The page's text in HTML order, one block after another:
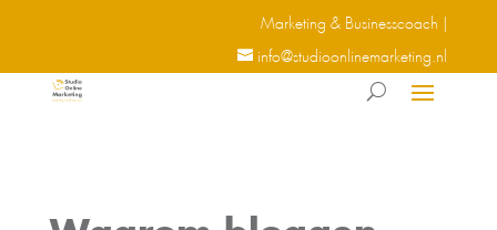
Marketing & Businesscoach |
info@studioonlinemarketing.nl